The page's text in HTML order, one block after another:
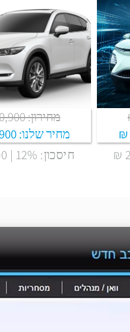
מחירון: 180,900 ₪
מחיר שלנו:₪
חיסכון: 12% | 21,000 ₪